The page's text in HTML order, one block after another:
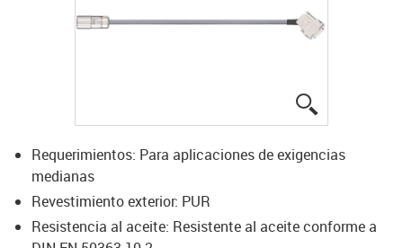
Requerimientos: Para aplicaciones de exigencias
medianas
Revestimiento exterior: PUR
Resistencia al aceite: Resistente al aceite conforme a